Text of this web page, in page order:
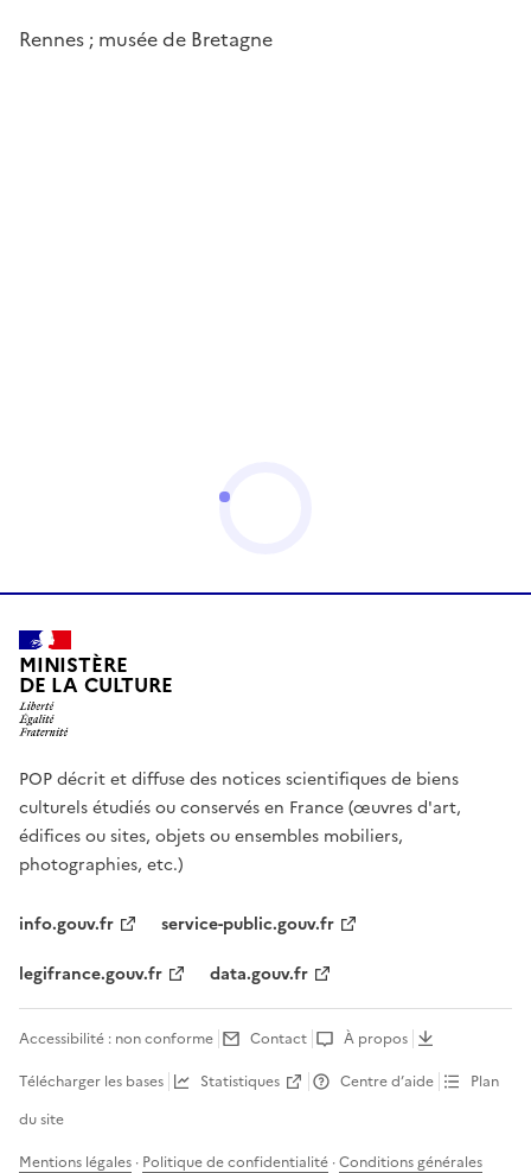
Rennes ; musée de Bretagne
MINISTÈRE
DE LA CULTURE
POP décrit et diffuse des notices scientifiques de biens
culturels étudiés ou conservés en France (œuvres d'art,
édifices ou sites, objets ou ensembles mobiliers,
photographies, etc.)
info.gouv.fr
service-public.gouv.fr
legifrance.gouv.fr
data.gouv.fr
Accessibilité : non conforme Contact
À propos
Télécharger les bases
Statistiques Centre d’aide
Plan
du site
Mentions légales · Politique de confidentialité ·Conditions générales